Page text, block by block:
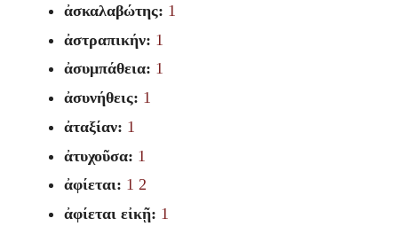
ἀσκαλαβώτης: 1
ἀστραπικήν: 1
ἀσυμπάθεια: 1
ἀσυνήθεις: 1
ἀταξίαν: 1
ἀτυχοῦσα: 1
ἀφίεται: 1 2
ἀφίεται εἰκῇ: 1